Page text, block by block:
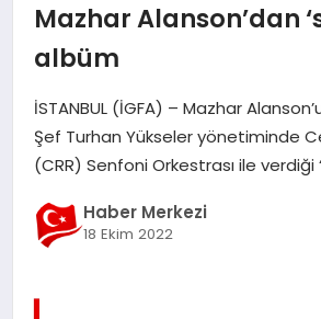
DÜNYA
EĞITIM
EKONOMI
Mazhar Alanson’dan
albüm
İSTANBUL (İGFA) – Mazhar
Şef Turhan Yükseler yönetiminde
(CRR) Senfoni Orkestrası ile verdiği
Haber Merkezi
18 Ekim 2022